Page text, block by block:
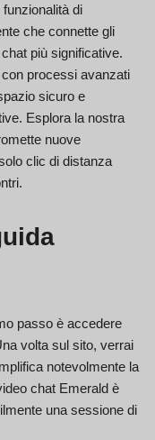
di
che connette gli
più significative.
processi avanzati
sicuro e
Esplora la nostra
nuove
clic di distanza
passo è accedere
volta sul sito, verrai
notevolmente la
chat Emerald è
una sessione di